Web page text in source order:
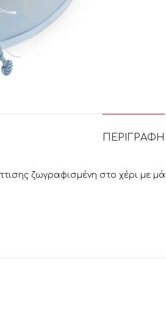
ΠΕΡΙΓΡΑΦΉ
ζωγραφισμένη στο χέρι με